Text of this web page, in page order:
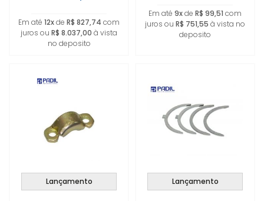
Em até 12xde R$ 827,74 com
juros ou R$ 8.037,00 à vista
no deposito
Em até 9xde R$ 99,51 com
juros ou R$ 751,55 à vista no
deposito
Lançamento Lançamento